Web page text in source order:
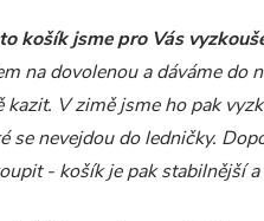
košík jsme pro Vás
na dovolenou a dáváme do
kazit. V zimě jsme ho pak
se nevejdou do ledničky.
- košík je pak stabilnější